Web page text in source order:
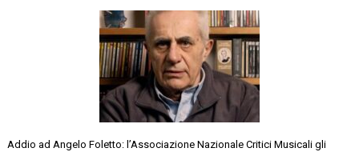
Addio ad Angelo Foletto: l’Associazione Nazionale Critici Musicali gli